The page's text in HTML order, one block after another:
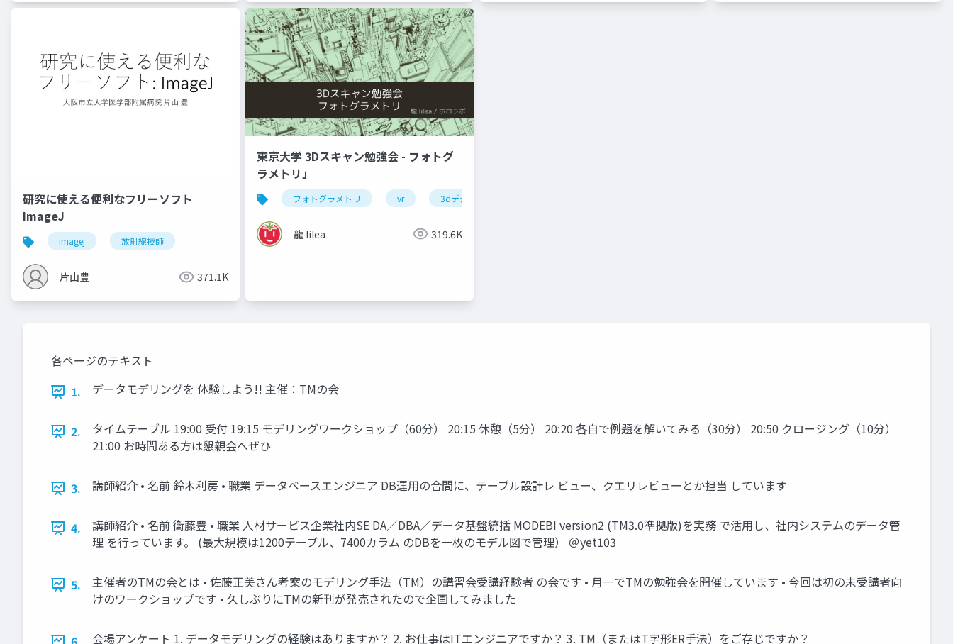
研究に使える便利なフリーソフト
ImageJ
imagej 放射線技師
片山豊 371.1K
東京大学 3Dスキャン勉強会 - フォトグ
ラメトリ」
フォトグラメトリ vr 3dデジタルアーカイブ
龍 lilea 319.6K
各ページのテキスト
1.
データモデリングを 体験しよう!! 主催：TMの会
2.
タイムテーブル 19:00 受付 19:15 モデリングワークショップ（60分） 20:15 休憩（5分） 20:20 各自で例題を解いてみる（30分） 20:50 クロージング（10分）
21:00 お時間ある方は懇親会へぜひ
3. 講師紹介 • 名前 鈴木利房 • 職業 データベースエンジニア DB運用の合間に、テーブル設計レ ビュー、クエリレビューとか担当 しています
4.
講師紹介 • 名前 衛藤豊 • 職業 人材サービス企業社内SE DA／DBA／データ基盤統括 MODEBI version2 (TM3.0準拠版)を実務 で活用し、社内システムのデータ管
理 を行っています。 (最大規模は1200テーブル、7400カラム のDBを一枚のモデル図で管理） ＠yet103
5.
主催者のTMの会とは • 佐藤正美さん考案のモデリング手法（TM）の講習会受講経験者 の会です • 月一でTMの勉強会を開催しています • 今回は初の未受講者向
けのワークショップです • 久しぶりにTMの新刊が発売されたので企画してみました
会場アンケート 1. データモデリングの経験はありますか？ 2. お仕事はITエンジニアですか？ 3. TM（またはT字形ER手法）をご存じですか？